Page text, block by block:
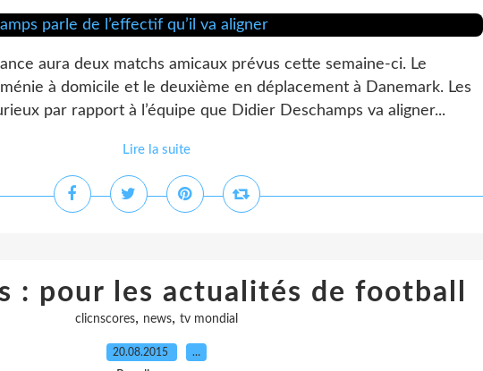
aura deux matchs amicaux prévus cette semaine-ci. Le
à domicile et le deuxième en déplacement à Danemark. Les
par rapport à l’équipe que Didier Deschamps va aligner...
Lire la suite
: pour les actualités de football
clicnscores, news, tv mondial
20.08.2015 …